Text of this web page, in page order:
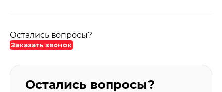
Остались вопросы?
Заказать звонок
Остались вопросы?